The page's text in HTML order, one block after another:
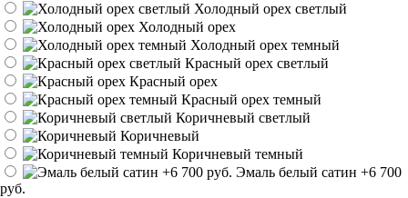
Холодный орех светлый
Холодный орех
Холодный орех темный
Красный орех светлый
Красный орех
Красный орех темный
Коричневый светлый
Коричневый
Коричневый темный
Эмаль белый сатин +6 700
руб.